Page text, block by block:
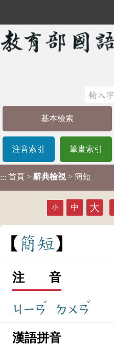
基本檢索
注音索引 筆畫索引
::: 首頁 > 辭典檢視 > 簡短
小 中 大
簡短
注 音
ㄐㄧㄢ
ˇ
ㄉㄨㄢ
ˇ
漢語拼音